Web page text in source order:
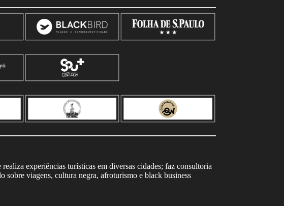
experiências turísticas em diversas cidades; faz consultoria
sobre viagens, cultura negra, afroturismo e black business